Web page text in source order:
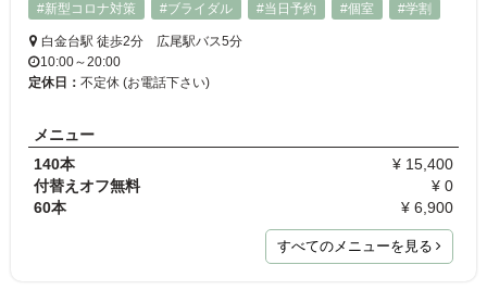
#新型コロナ対策
#ブライダル #当日予約 #個室 #学割
白金台駅 徒歩2分 広尾駅バス5分
10:00～20:00
定休日： 不定休 (お電話下さい)
メニュー
140本
¥ 15,400
付替えオフ無料
¥ 0
60本
¥ 6,900
すべてのメニューを見る